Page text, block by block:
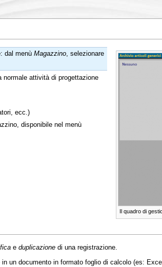
Il quadro di
dal menù Magazzino, selezionare
attività di progettazione
ecc.)
disponibile nel menù
e duplicazionedi una registrazione.
un documento in formato foglio di calcolo (es: